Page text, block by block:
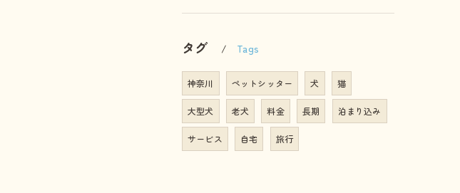
タグ Tags
神奈川 ペットシッター 犬 猫
大型犬 老犬 料金 長期 泊まり込み
サービス 自宅 旅行